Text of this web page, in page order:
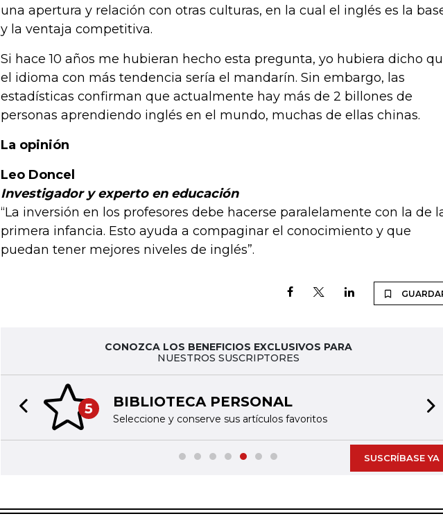
una apertura y relación con otras culturas, en la cual el inglés es la
y la ventaja competitiva.
Si hace 10 años me hubieran hecho esta pregunta, yo hubiera dicho
el idioma con más tendencia sería el mandarín. Sin embargo, las
estadísticas confirman que actualmente hay más de 2 billones de
personas aprendiendo inglés en el mundo, muchas de ellas chinas.
La opinión
Leo Doncel
Investigador y experto en educación
“La inversión en los profesores debe hacerse paralelamente con la de
primera infancia. Esto ayuda a compaginar el conocimiento y que
puedan tener mejores niveles de inglés”.
CONOZCA LOS BENEFICIOS EXCLUSIVOS PARA
NUESTROS SUSCRIPTORES
5 BIBLIOTECA PERSONAL
Seleccione y conserve sus artículos favoritos
Previous slide
SUSCRÍBASE YA